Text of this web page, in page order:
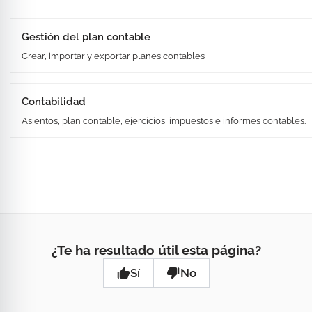
Gestión del plan contable
Crear, importar y exportar planes contables
Contabilidad
Asientos, plan contable, ejercicios, impuestos e informes contables.
¿Te ha resultado útil esta página?
Sí No